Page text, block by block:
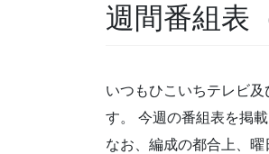
週間番組表
いつもひこいちテレビ
す。 今週の番組表を掲載
なお、編成の都合上、